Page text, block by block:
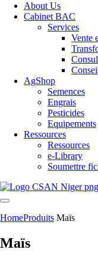
About Us
Cabinet BAC
Services
Vente
AgShop
Semences
Engrais
Pesticides
Equipements
Ressources
Ressources
e-Library
Soumettre
HomeProduits Maïs
Maïs